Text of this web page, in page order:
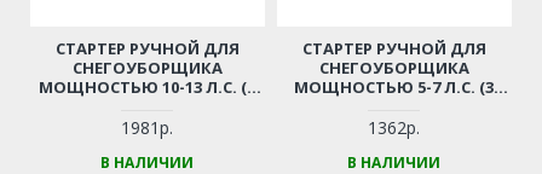
СТАРТЕР РУЧНОЙ ДЛЯ
СНЕГОУБОРЩИКА
МОЩНОСТЬЮ 10-13 Л.С. (3
1981р.
В НАЛИЧИИ
СТАРТЕР РУЧНОЙ ДЛЯ
СНЕГОУБОРЩИКА
МОЩНОСТЬЮ 5-7 Л.С. (3
1362р.
В НАЛИЧИИ